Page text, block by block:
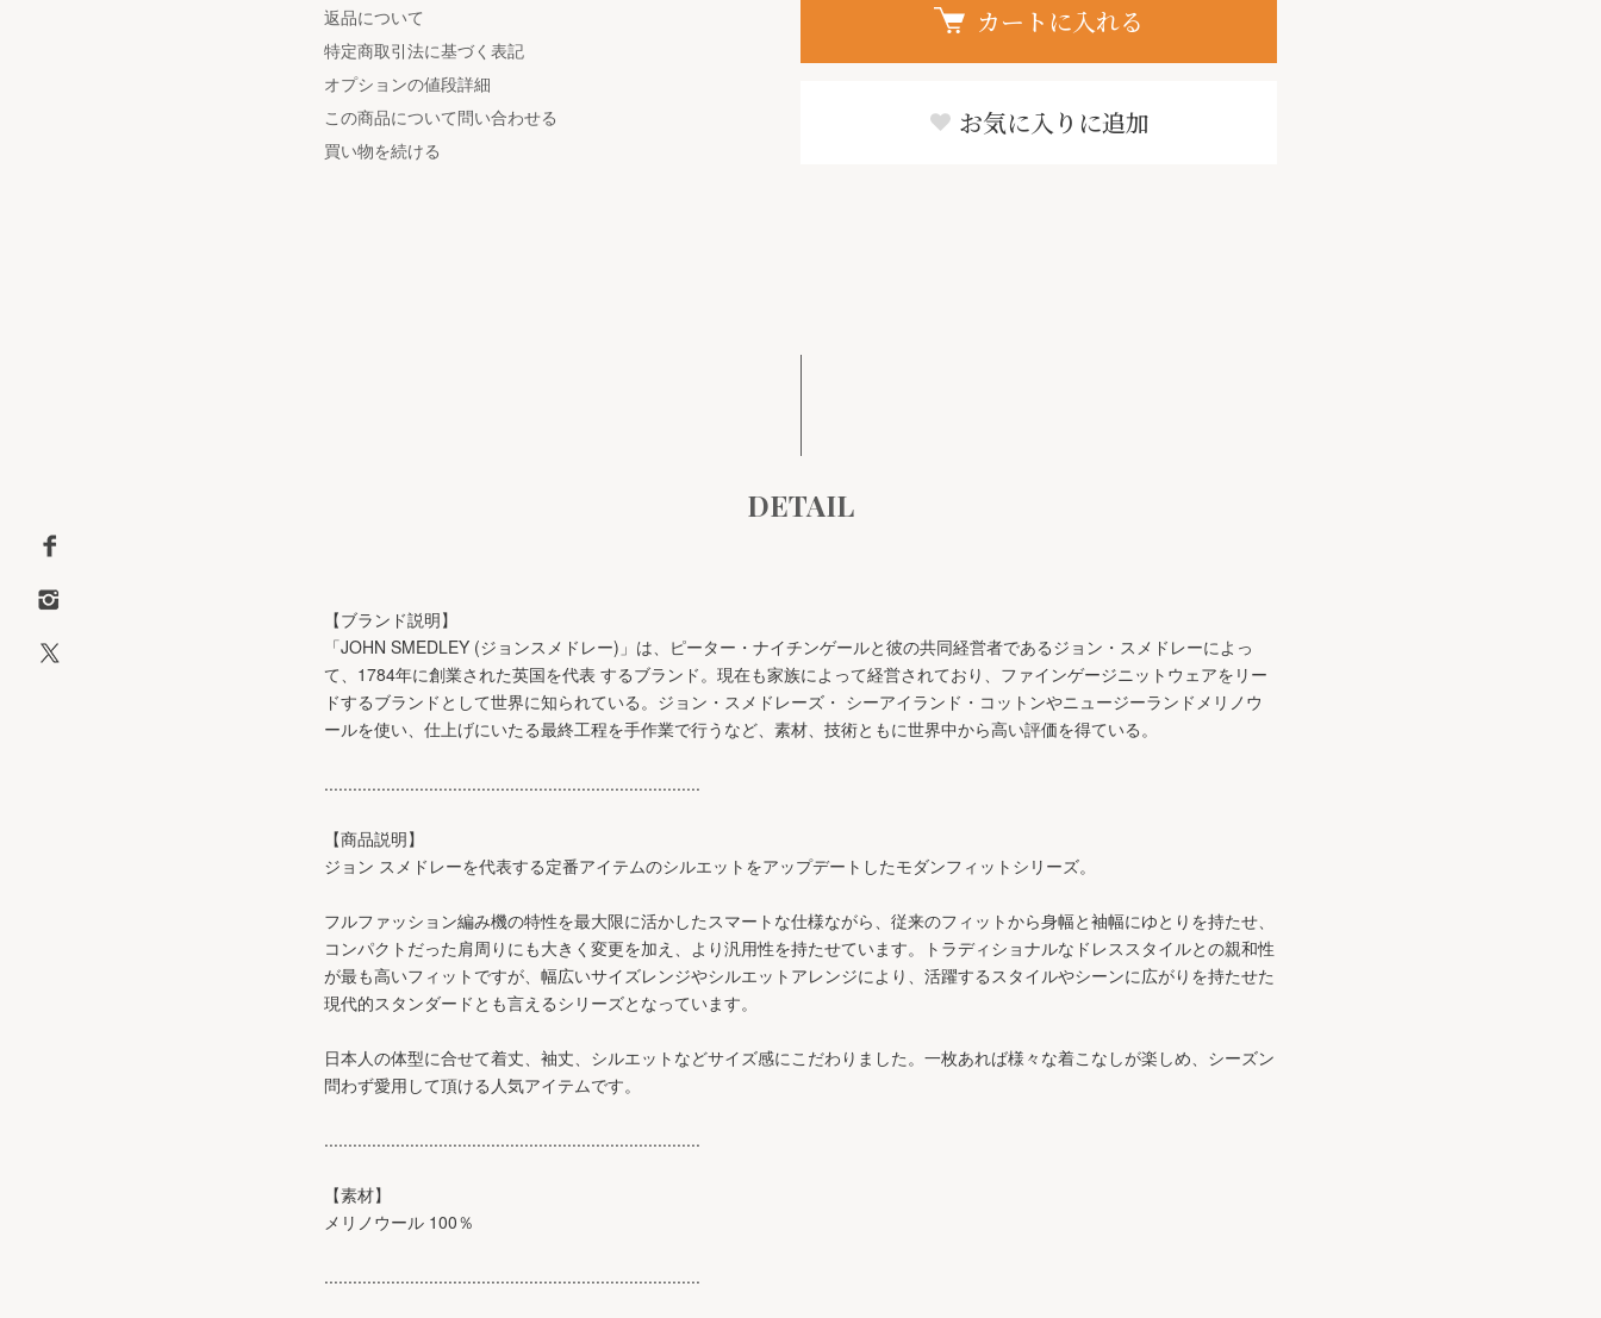
返品について
特定商取引法に基づく表記
オプションの値段詳細
この商品について問い合わせる
買い物を続ける
カートに入れる
お気に入りに追加
DETAIL
【ブランド説明】
「JOHN SMEDLEY (ジョンスメドレー)」は、ピーター・ナイチンゲールと彼の共同経営者であるジョン・スメドレーによっ
て、1784年に創業された英国を代表 するブランド。現在も家族によって経営されており、ファインゲージニットウェアをリー
ドするブランドとして世界に知られている。ジョン・スメドレーズ・ シーアイランド・コットンやニュージーランドメリノウ
ールを使い、仕上げにいたる最終工程を手作業で行うなど、素材、技術ともに世界中から高い評価を得ている。
...............................................................................
【商品説明】
ジョン スメドレーを代表する定番アイテムのシルエットをアップデートしたモダンフィットシリーズ。
フルファッション編み機の特性を最大限に活かしたスマートな仕様ながら、従来のフィットから身幅と袖幅にゆとりを持たせ、
コンパクトだった肩周りにも大きく変更を加え、より汎用性を持たせています。トラディショナルなドレススタイルとの親和性
が最も高いフィットですが、幅広いサイズレンジやシルエットアレンジにより、活躍するスタイルやシーンに広がりを持たせた
現代的スタンダードとも言えるシリーズとなっています。
日本人の体型に合せて着丈、袖丈、シルエットなどサイズ感にこだわりました。一枚あれば様々な着こなしが楽しめ、シーズン
問わず愛用して頂ける人気アイテムです。
...............................................................................
【素材】
メリノウール 100％
...............................................................................